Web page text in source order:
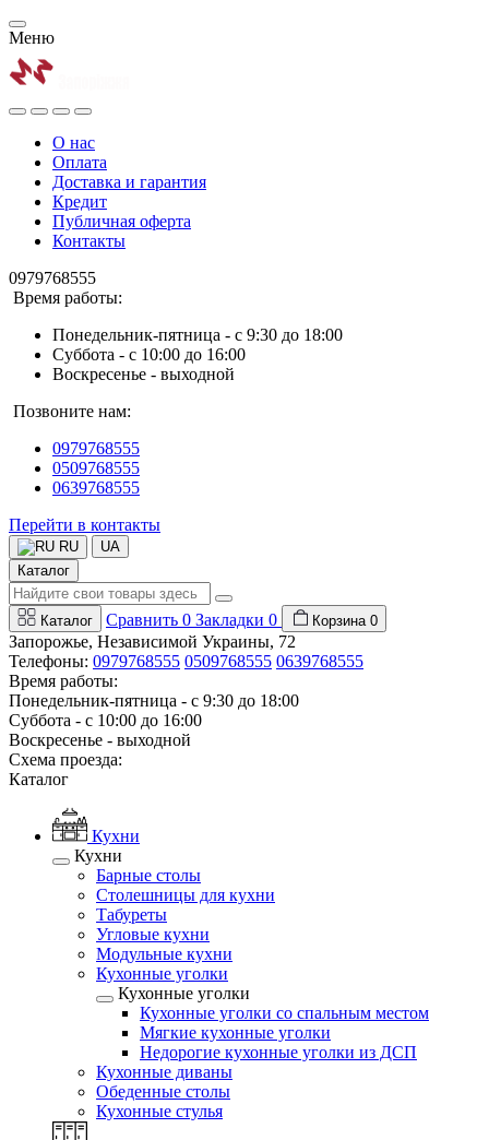
Меню
О нас
Оплата
Доставка и гарантия
Кредит
Публичная оферта
Контакты
0979768555
Время работы:
Понедельник-пятница - с 9:30 до 18:00
Суббота - с 10:00 до 16:00
Воскресенье - выходной
Позвоните нам:
0979768555
0509768555
0639768555
Перейти в контакты
RU
UA
Каталог
Каталог Сравнить 0 Закладки 0 Корзина 0
Запорожье, Независимой Украины, 72
Телефоны: 0979768555 0509768555 0639768555
Время работы:
Понедельник-пятница - с 9:30 до 18:00
Суббота - с 10:00 до 16:00
Воскресенье - выходной
Схема проезда:
Каталог
Кухни
Кухни
Барные столы
Столешницы для кухни
Табуреты
Угловые кухни
Модульные кухни
Кухонные уголки
Кухонные уголки
Кухонные уголки со спальным местом
Мягкие кухонные уголки
Недорогие кухонные уголки из ДСП
Кухонные диваны
Обеденные столы
Кухонные стулья